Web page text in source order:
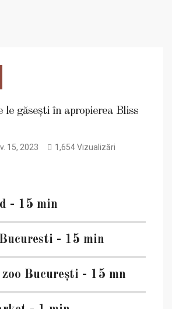
le găsești în apropierea Bliss
15, 2023 1,654 Vizualizări
- 15 min
- 15 min
București - 15 mn